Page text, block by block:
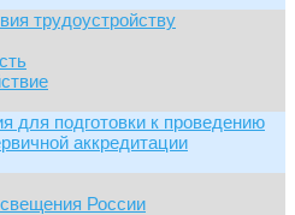
трудоустройству
для подготовки к проведению
аккредитации
России